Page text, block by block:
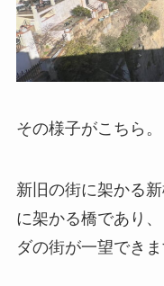
その様子がこちら。
新旧の街に架かる
に架かる橋であり
ダの街が一望できま